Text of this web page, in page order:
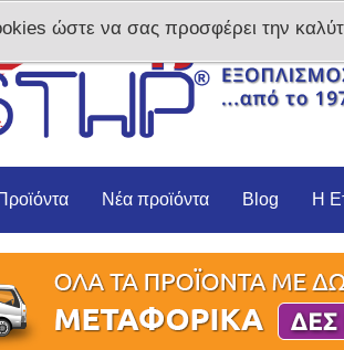
Νέα προϊόντα Blog Η
ώστε να σας προσφέρει την